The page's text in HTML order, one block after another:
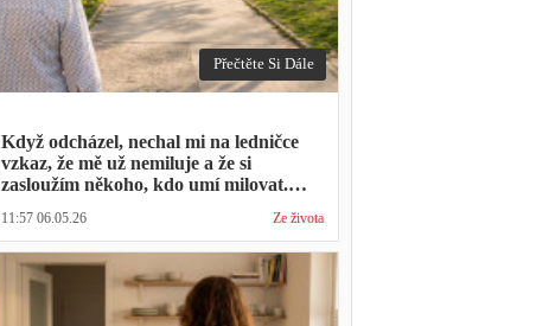
Přečtěte Si Dále
Když odcházel, nechal mi na ledničce
vzkaz, že mě už nemiluje a že si
zasloužím někoho, kdo umí milovat.
mohl přijít na nedělní oběd, protože ta
druhá ho vyhodila a nemá kde strávit
svátky
11:57 06.05.26 Ze života